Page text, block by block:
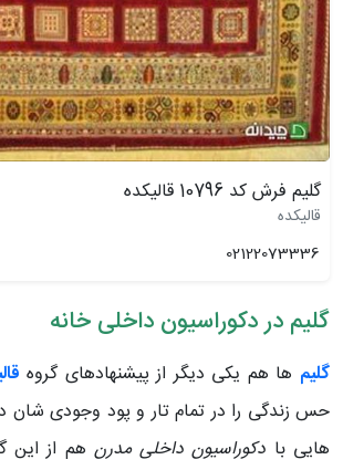
گلیم فرش کد 10796 قالیکده
قالیکده
02122073336
گلیم در دکوراسیون داخلی خانه
گلیم ها هم یکی دیگر از پیشنهادهای گروه
حس زندگی را در تمام تار و پود وجودی شان
هایی با دکوراسیون داخلی مدرن هم از این